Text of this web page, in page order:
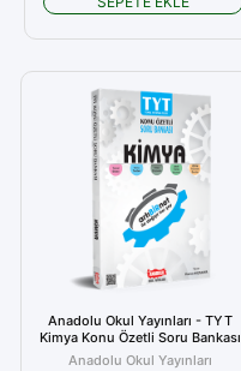
Anadolu Okul Yayınları - TYT
Kimya Konu Özetli Soru Bankası
Anadolu Okul Yayınları